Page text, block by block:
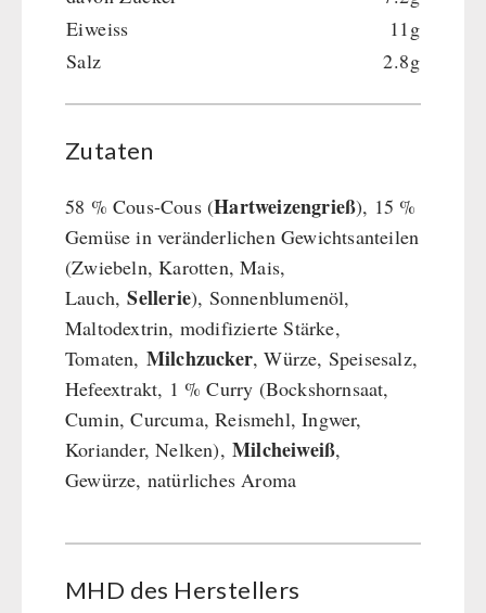
Hauptmahlzeiten
Dessert
Eiweiss
11g
Salz
2.8g
Zutaten
58 % Cous-Cous (Hartweizengrieß), 15 %
Gemüse in veränderlichen Gewichtsanteilen
(Zwiebeln, Karotten, Mais,
Lauch,Sellerie), Sonnenblumenöl,
Maltodextrin, modifizierte Stärke,
Tomaten, Milchzucker, Würze, Speisesalz,
Hefeextrakt, 1 % Curry (Bockshornsaat,
Cumin, Curcuma, Reismehl, Ingwer,
Koriander, Nelken), Milcheiweiß,
Gewürze, natürliches Aroma
MHD des Her­stel­lers